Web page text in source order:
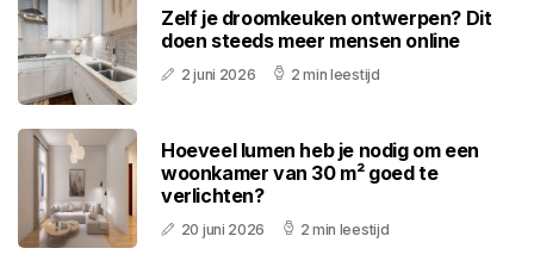
Zelf je droomkeuken ontwerpen? Dit
doen steeds meer mensen online
2 juni 2026 2 min leestijd
Hoeveel lumen heb je nodig om een
woonkamer van 30 m² goed te
verlichten?
20 juni 2026 2 min leestijd